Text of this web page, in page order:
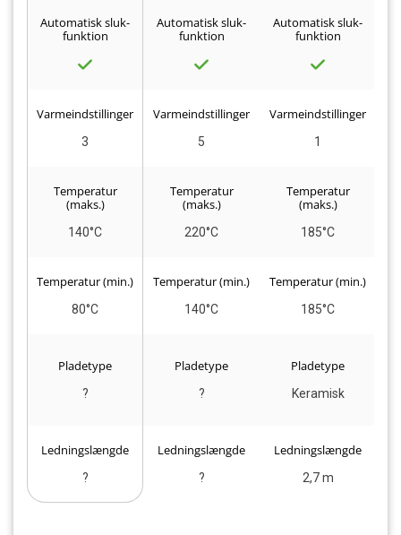
Automatisk sluk-
funktion
Automatisk sluk-
funktion
Automatisk sluk-
funktion
Varmeindstillinger
3
Varmeindstillinger
5
Varmeindstillinger
1
Temperatur
(maks.)
140°C
Temperatur
(maks.)
220°C
Temperatur
(maks.)
185°C
Temperatur (min.)
80°C
Temperatur (min.)
140°C
Temperatur (min.)
185°C
Pladetype
?
Pladetype
?
Pladetype
Keramisk
Ledningslængde
?
Ledningslængde
?
Ledningslængde
2,7 m